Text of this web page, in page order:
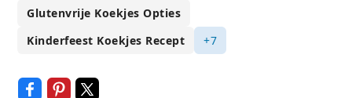
Glutenvrije Koekjes Opties
Kinderfeest Koekjes Recept
+7